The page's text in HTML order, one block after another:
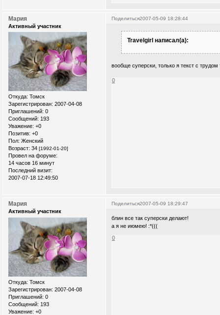
Поделиться2007-05-09 18:28:44
Мария
Активный участник
Откуда: Томск
Зарегистрирован: 2007-04-08
Приглашений: 0
Сообщений: 193
Уважение: +0
Позитив: +0
Пол: Женский
Возраст: 34 [1992-01-20]
Провел на форуме:
14 часов 16 минут
Последний визит:
2007-07-18 12:49:50
Travelgirl написал(а):
вообще суперски, только я текст с
0
Поделиться2007-05-09 18:29:47
Мария
Активный участник
Откуда: Томск
Зарегистрирован: 2007-04-08
Приглашений: 0
Сообщений: 193
Уважение: +0
блин все так суперски делают!
а я не июмею! :*(((
0